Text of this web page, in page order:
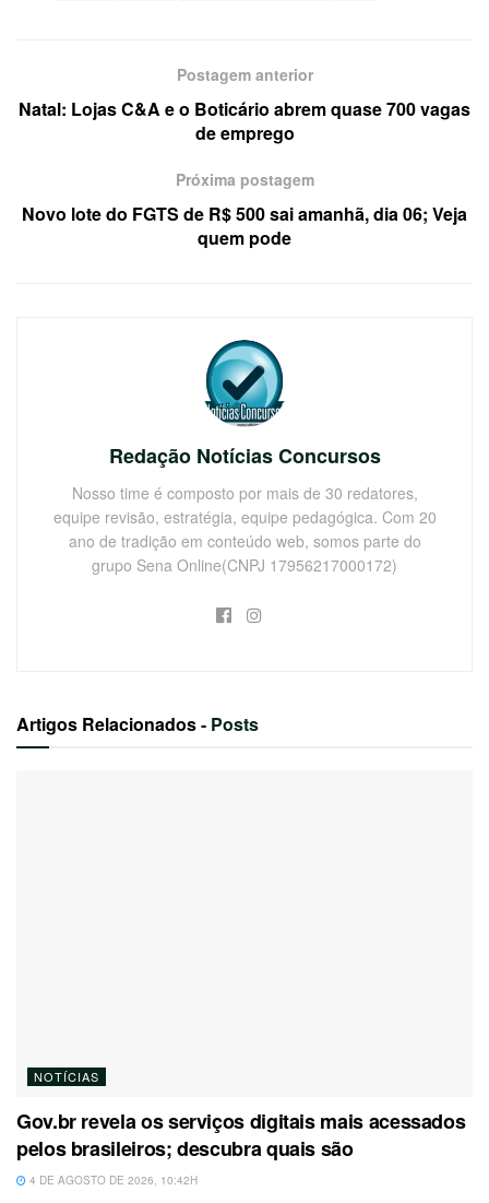
Postagem anterior
Natal: Lojas C&A e o Boticário abrem quase 700 vagas
de emprego
Próxima postagem
Novo lote do FGTS de R$ 500 sai amanhã, dia 06; Veja
quem pode
Redação Notícias Concursos
Nosso time é composto por mais de 30 redatores,
equipe revisão, estratégia, equipe pedagógica. Com 20
ano de tradição em conteúdo web, somos parte do
grupo Sena Online(CNPJ 17956217000172)
Artigos Relacionados- Posts
NOTÍCIAS
Gov.br revela os serviços digitais mais acessados
pelos brasileiros; descubra quais são
4 DE AGOSTO DE 2026, 10:42H